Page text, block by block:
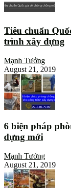
Tiêu chuẩn
trình xây dựng
Mạnh Tưởng
August 21, 2019
6 biện pháp
dựng mới
Mạnh Tưởng
August 21, 2019